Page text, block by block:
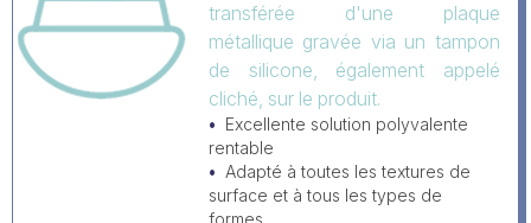
transférée d'une plaque
métallique gravée via un tampon
de silicone, également appelé
cliché, sur le produit.
Excellente solution polyvalente
rentable
Adapté à toutes les textures de
surface et à tous les types de
formes